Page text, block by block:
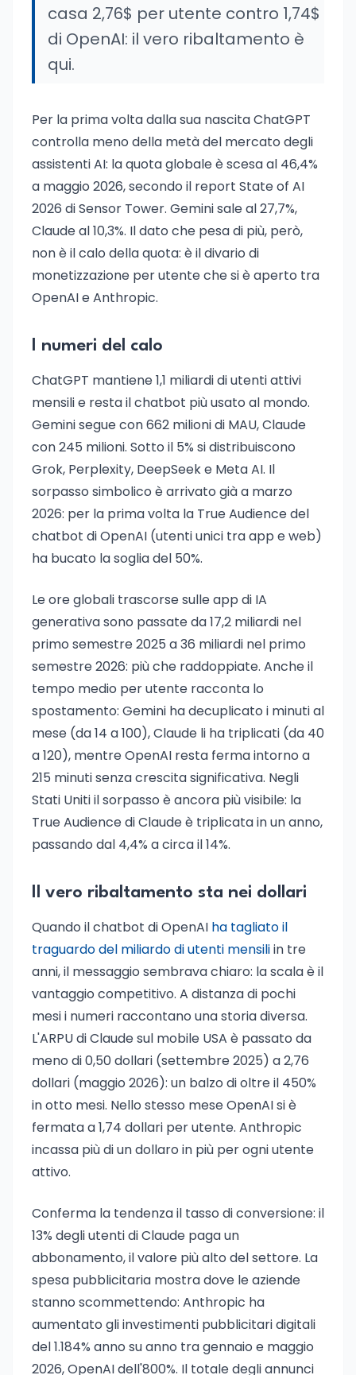
casa 2,76$ per utente contro 1,74$
di OpenAI: il vero ribaltamento è
qui.
Per la prima volta dalla sua nascita ChatGPT
controlla meno della metà del mercato degli
assistenti AI: la quota globale è scesa al 46,4%
a maggio 2026, secondo il report State of AI
2026 di Sensor Tower. Gemini sale al 27,7%,
Claude al 10,3%. Il dato che pesa di più, però,
non è il calo della quota: è il divario di
monetizzazione per utente che si è aperto tra
OpenAI e Anthropic.
I numeri del calo
ChatGPT mantiene 1,1 miliardi di utenti attivi
mensili e resta il chatbot più usato al mondo.
Gemini segue con 662 milioni di MAU, Claude
con 245 milioni. Sotto il 5% si distribuiscono
Grok, Perplexity, DeepSeek e Meta AI. Il
sorpasso simbolico è arrivato già a marzo
2026: per la prima volta la True Audience del
chatbot di OpenAI (utenti unici tra app e web)
ha bucato la soglia del 50%.
Le ore globali trascorse sulle app di IA
generativa sono passate da 17,2 miliardi nel
primo semestre 2025 a 36 miliardi nel primo
semestre 2026: più che raddoppiate. Anche il
tempo medio per utente racconta lo
spostamento: Gemini ha decuplicato i minuti al
mese (da 14 a 100), Claude li ha triplicati (da 40
a 120), mentre OpenAI resta ferma intorno a
215 minuti senza crescita significativa. Negli
Stati Uniti il sorpasso è ancora più visibile: la
True Audience di Claude è triplicata in un anno,
passando dal 4,4% a circa il 14%.
Il vero ribaltamento sta nei dollari
Quando il chatbot di OpenAI ha tagliato il
traguardo del miliardo di utenti mensiliin tre
anni, il messaggio sembrava chiaro: la scala è il
vantaggio competitivo. A distanza di pochi
mesi i numeri raccontano una storia diversa.
L'ARPU di Claude sul mobile USA è passato da
meno di 0,50 dollari (settembre 2025) a 2,76
dollari (maggio 2026): un balzo di oltre il 450%
in otto mesi. Nello stesso mese OpenAI si è
fermata a 1,74 dollari per utente. Anthropic
incassa più di un dollaro in più per ogni utente
attivo.
Conferma la tendenza il tasso di conversione: il
13% degli utenti di Claude paga un
abbonamento, il valore più alto del settore. La
spesa pubblicitaria mostra dove le aziende
stanno scommettendo: Anthropic ha
aumentato gli investimenti pubblicitari digitali
del 1.184% anno su anno tra gennaio e maggio
2026, OpenAI dell'800%. Il totale degli annunci